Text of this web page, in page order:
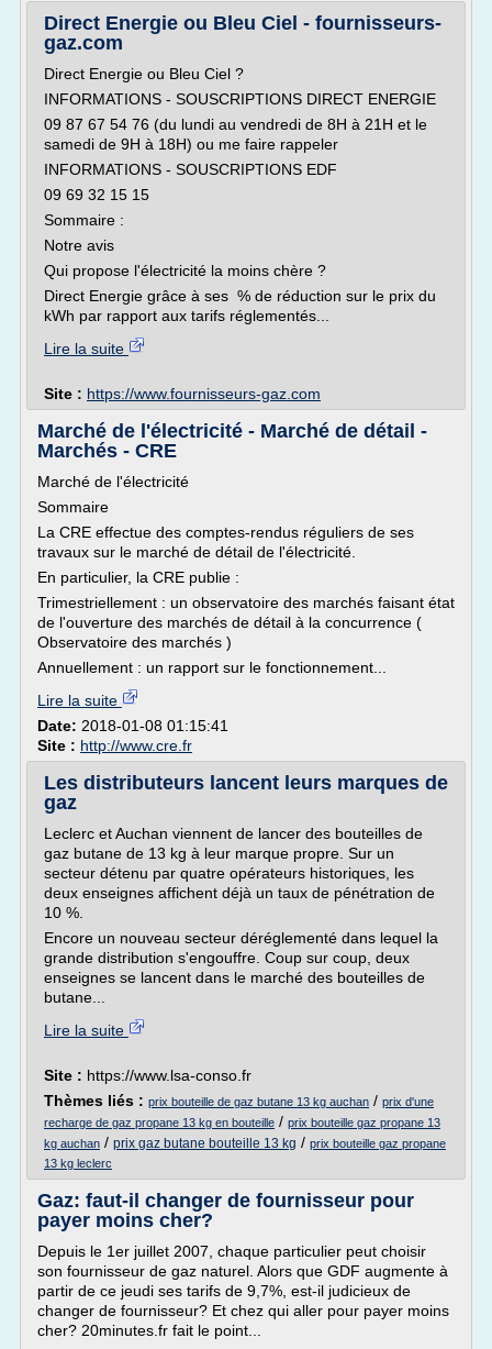
Direct Energie ou Bleu Ciel - fournisseurs-
gaz.com
Direct Energie ou Bleu Ciel ?
INFORMATIONS - SOUSCRIPTIONS DIRECT ENERGIE
09 87 67 54 76 (du lundi au vendredi de 8H à 21H et le
samedi de 9H à 18H) ou me faire rappeler
INFORMATIONS - SOUSCRIPTIONS EDF
09 69 32 15 15
Sommaire :
Notre avis
Qui propose l'électricité la moins chère ?
Direct Energie grâce à ses % de réduction sur le prix du
kWh par rapport aux tarifs réglementés...
Lire la suite
Site : https://www.fournisseurs-gaz.com
Marché de l'électricité - Marché de détail -
Marchés - CRE
Marché de l'électricité
Sommaire
La CRE effectue des comptes-rendus réguliers de ses
travaux sur le marché de détail de l'électricité.
En particulier, la CRE publie :
Trimestriellement : un observatoire des marchés faisant état
de l'ouverture des marchés de détail à la concurrence (
Observatoire des marchés )
Annuellement : un rapport sur le fonctionnement...
Lire la suite
Date: 2018-01-08 01:15:41
Site : http://www.cre.fr
Les distributeurs lancent leurs marques de
gaz
Leclerc et Auchan viennent de lancer des bouteilles de
gaz butane de 13 kg à leur marque propre. Sur un
secteur détenu par quatre opérateurs historiques, les
deux enseignes affichent déjà un taux de pénétration de
10 %.
Encore un nouveau secteur déréglementé dans lequel la
grande distribution s'engouffre. Coup sur coup, deux
enseignes se lancent dans le marché des bouteilles de
butane...
Lire la suite
Site : https://www.lsa-conso.fr
Thèmes liés : prix bouteille de gaz butane 13 kg auchan / prix d'une
recharge de gaz propane 13 kg en bouteille / prix bouteille gaz propane 13
kg auchan / prix gaz butane bouteille 13 kg / prix bouteille gaz propane
13 kg leclerc
Gaz: faut-il changer de fournisseur pour
payer moins cher?
Depuis le 1er juillet 2007, chaque particulier peut choisir
son fournisseur de gaz naturel. Alors que GDF augmente à
partir de ce jeudi ses tarifs de 9,7%, est-il judicieux de
changer de fournisseur? Et chez qui aller pour payer moins
cher? 20minutes.fr fait le point...